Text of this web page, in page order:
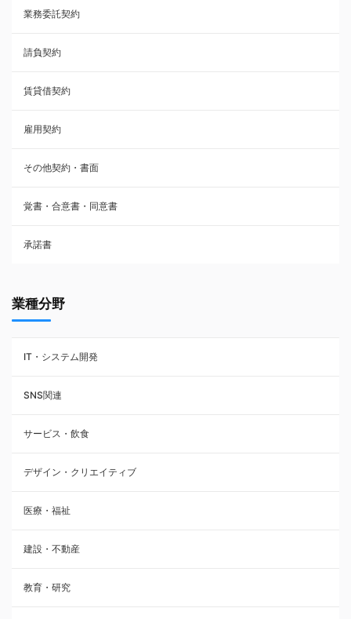
雇用契約
その他契約・書面
売買契約
株主総会議事録・関連書類
請負契約
フランチャイズ契約
賃貸借契約
業務委託契約
請負契約
賃貸借契約
雇用契約
その他契約・書面
覚書・合意書・同意書
承諾書
業種分野
IT・システム開発
SNS関連
サービス・飲食
デザイン・クリエイティブ
医療・福祉
建設・不動産
教育・研究